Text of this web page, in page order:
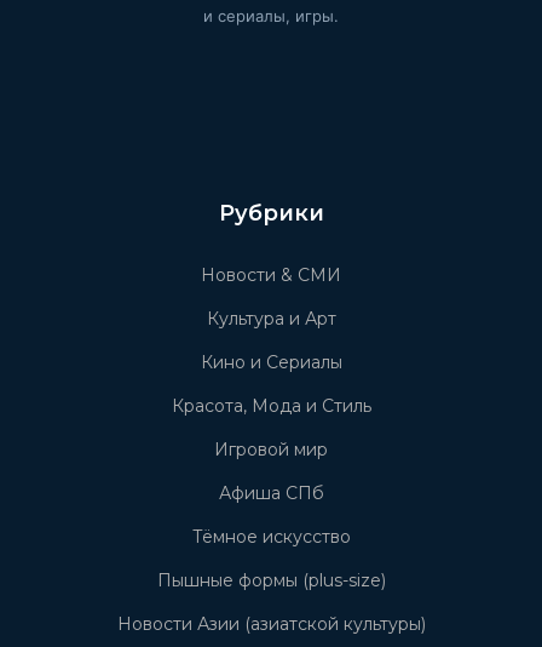
и сериалы, игры.
Рубрики
Новости & СМИ
Культура и Арт
Кино и Сериалы
Красота, Мода и Стиль
Игровой мир
Афиша СПб
Тёмное искусство
Пышные формы (plus-size)
Новости Азии (азиатской культуры)